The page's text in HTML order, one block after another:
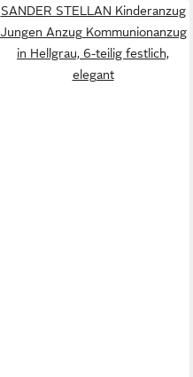
SANDER STELLAN Kinderanzug
Jungen Anzug Kommunionanzug
in Hellgrau, 6-teilig festlich,
elegant